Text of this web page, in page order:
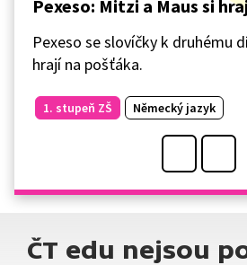
Pexeso: Mitzi a Maus si
Pexeso se slovíčky k druhému
hrají na pošťáka.
1. stupeň ZŠ Německý jazyk
ČT edu nejsou